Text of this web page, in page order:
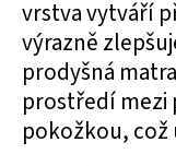
vrstva vytváří
výrazně
prodyšná
prostředí mezi
pokožkou,